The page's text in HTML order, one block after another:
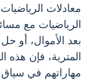
معادلات الرياضيات
الرياضيات مع
بعد الأموال، أو
المترية، فإن
مهاراتهم في سياق